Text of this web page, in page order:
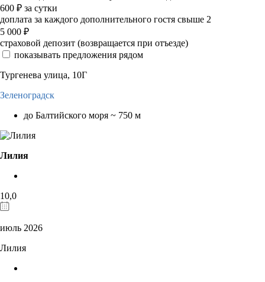
600 ₽ за сутки
доплата за каждого дополнительного гостя свыше 2
5 000 ₽
страховой депозит (возвращается при отъезде)
показывать предложения рядом
Тургенева улица, 10Г
Зеленоградск
до Балтийского моря ~ 750 м
Лилия
10,0
июль 2026
Лилия